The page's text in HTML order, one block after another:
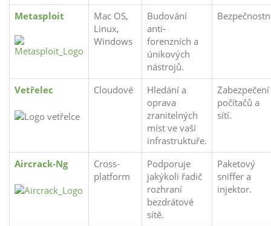
Metasploit
Mac OS,
Linux,
Windows
Budování
anti-
forenzních a
únikových
nástrojů.
Vetřelec Cloudové
Hledání a
oprava
zranitelných
míst ve vaší
infrastruktuře.
Zabezpečení
počítačů a
sítí.
Aircrack-Ng
Cross-
platform
Podporuje
jakýkoli řadič
rozhraní
bezdrátové
sítě.
Paketový
sniffer a
injektor.